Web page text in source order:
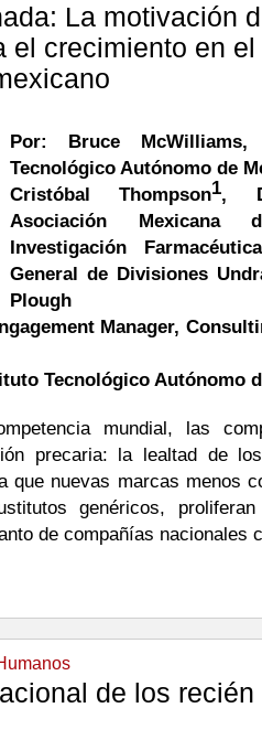
La motivación
el crecimiento en
Por: Bruce McWilliams,
Tecnológico Autónomo de
Cristóbal Thompson1,
Asociación Mexicana
Investigación
General de Divisiones
Plough
Manager,
Tecnológico Autónomo
mundial, las
precaria: la lealtad de
que nuevas marcas menos
genéricos,
de compañías nacionales
de los